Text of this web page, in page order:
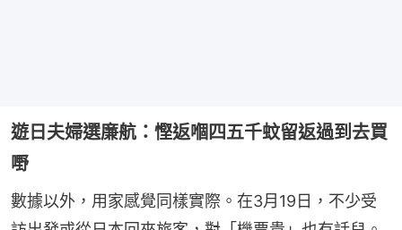
遊日夫婦選廉航：慳返嗰四五千蚊留返過到去買
嘢
數據以外，用家感覺同樣實際。在3月19日，不少受